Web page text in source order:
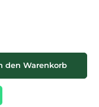
benutze die
den Warenkorb